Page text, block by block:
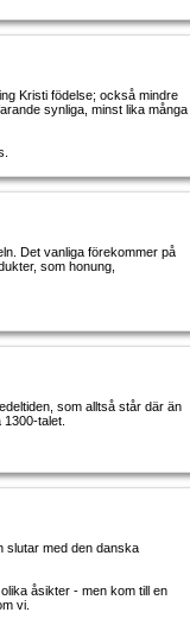
Kristi födelse; också mindre
synliga, minst lika många
Det vanliga förekommer på
som honung,
som alltså står där än
talet.
slutar med den danska
åsikter - men kom till en
vi.